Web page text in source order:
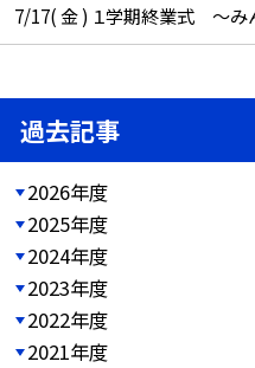
7/17( 金 ) １学期終業式 ～み
過去記事
2026年度
2025年度
2024年度
2023年度
2022年度
2021年度